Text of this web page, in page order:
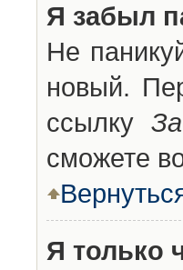
Я забыл
Не
новый.
ссылку
сможете
Я только